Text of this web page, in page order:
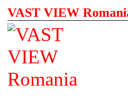
VAST VIEW